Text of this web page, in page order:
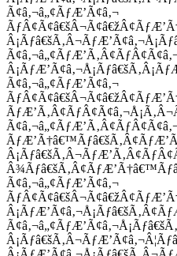
Ã¢â‚¬â„¢ÃƒÆ’Ã¢â‚¬
Ã¢â‚¬â„¢ÃƒÆ’Ã¢â‚¬
Ã¢â‚¬â„¢ÃƒÆ’Ã¢â‚¬